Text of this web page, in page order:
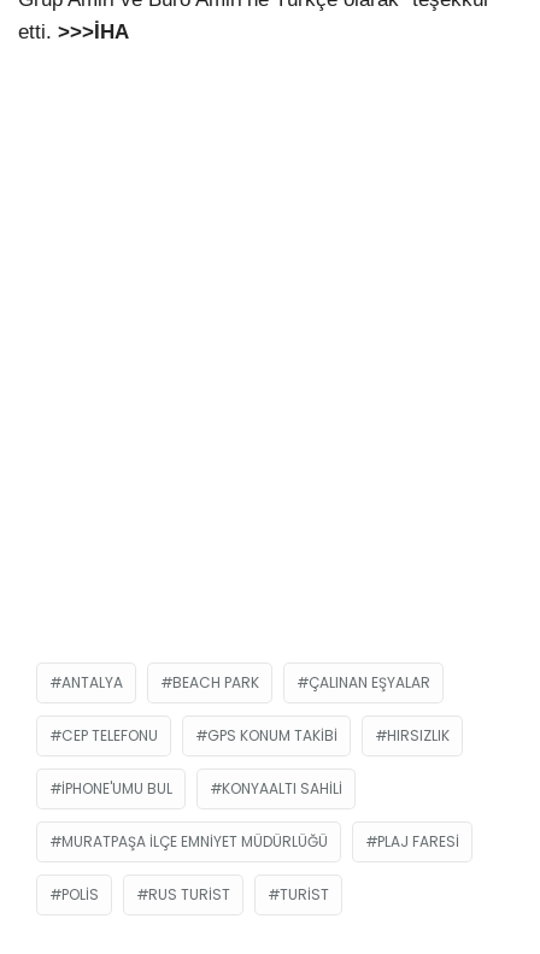
etti. >>>İHA
ANTALYA BEACH PARK ÇALINAN EŞYALAR
CEP TELEFONU GPS KONUM TAKIBI HIRSIZLIK
IPHONE'UMU BUL KONYAALTI SAHILI
MURATPAŞA İLÇE EMNIYET MÜDÜRLÜĞÜ PLAJ FARESI
POLIS RUS TURIST TURIST